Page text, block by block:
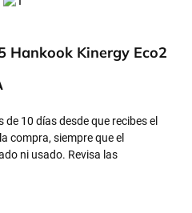
Hankook Kinergy Eco2
10 días desde que recibes el
compra, siempre que el
ni usado. Revisa las